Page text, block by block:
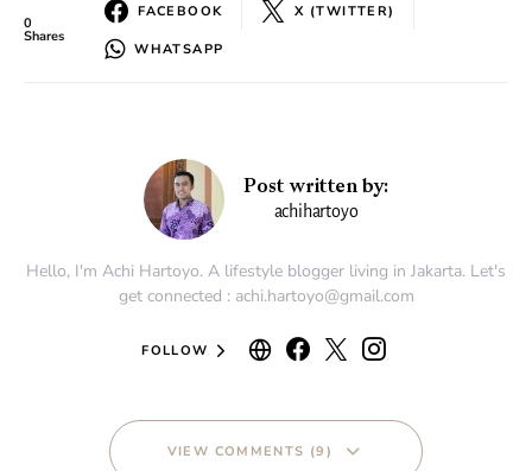
0
Shares
FACEBOOK X (TWITTER)
WHATSAPP
Post written by:
achihartoyo
Hello, I'm Achi Hartoyo. A lifestyle blogger living in Jakarta. Let's
get connected : achi.hartoyo@gmail.com
FOLLOW
VIEW COMMENTS (9)